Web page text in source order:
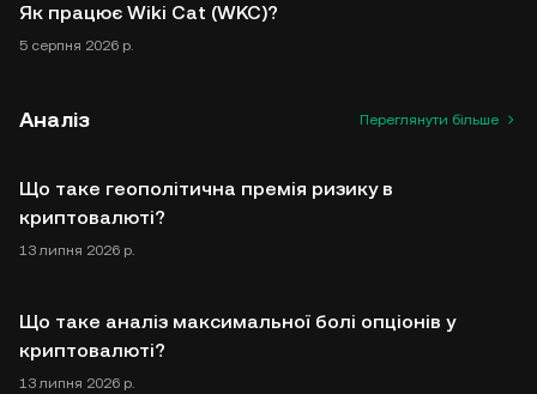
Як працює Wiki Cat (WKC)?
5 серпня 2026 р.
Аналіз Переглянути більше
Що таке геополітична премія ризику в
криптовалюті?
13 липня 2026 р.
Що таке аналіз максимальної болі опціонів у
криптовалюті?
13 липня 2026 р.